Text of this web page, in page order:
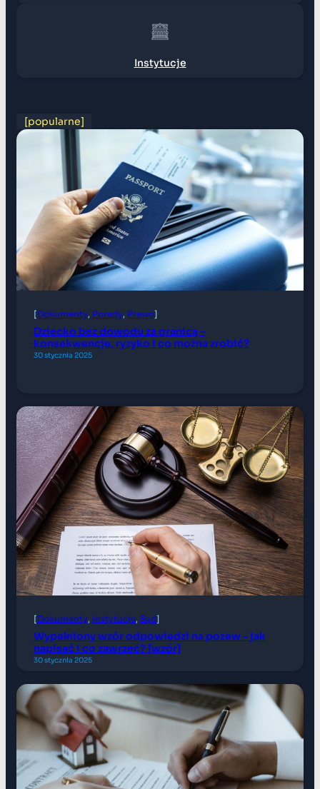
Instytucje
[popularne]
[Dokumenty, Porady, Prawo]
Dziecko bez dowodu za granicą –
konsekwencje, ryzyko i co można zrobić?
30 stycznia 2025
[Dokumenty, Instytucje, Sąd]
Wypełniony wzór odpowiedzi na pozew – jak
napisać i co zawrzeć? [wzór]
30 stycznia 2025